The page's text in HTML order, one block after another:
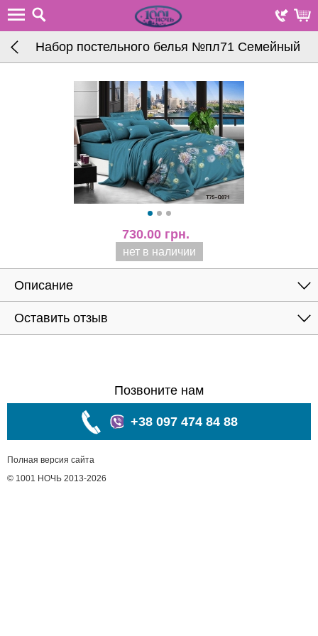
Набор постельного белья №пл71 Семейный
730.00 грн.
нет в наличии
Описание
Оставить отзыв
Позвоните нам
+38 097 474 84 88
Полная версия сайта
© 1001 НОЧЬ 2013-2026